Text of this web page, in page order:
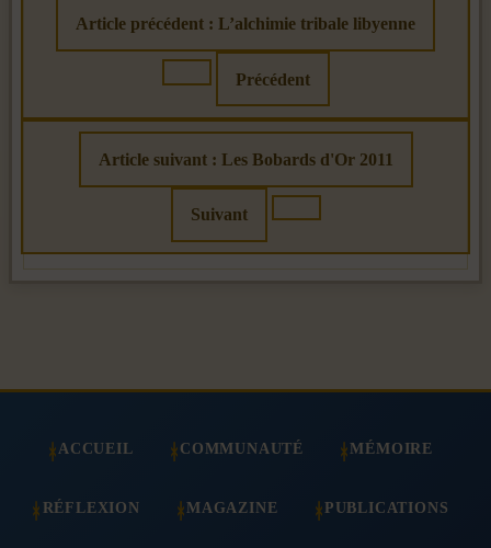
Article précédent : L’alchimie tribale libyenne
Précédent
Article suivant : Les Bobards d'Or 2011
Suivant
ACCUEIL COMMUNAUTÉ MÉMOIRE
RÉFLEXION MAGAZINE PUBLICATIONS